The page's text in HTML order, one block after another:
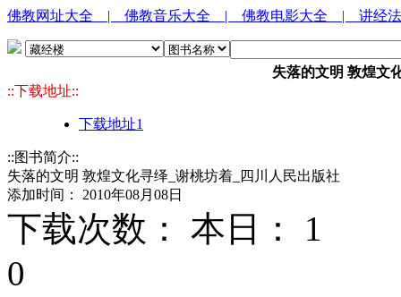
佛教网址大全 | 佛教音乐大全 | 佛教电影大全 | 讲经
失落的文明 敦煌文
::下载地址::
下载地址1
::图书简介::
失落的文明 敦煌文化寻绎_谢桃坊着_四川人民出版社
添加时间： 2010年08月08日
下载次数： 本日： 1
0